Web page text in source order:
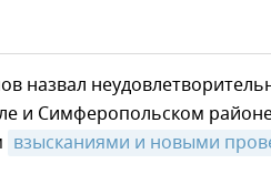
назвал
и Симферопольском
взысканиями и новыми